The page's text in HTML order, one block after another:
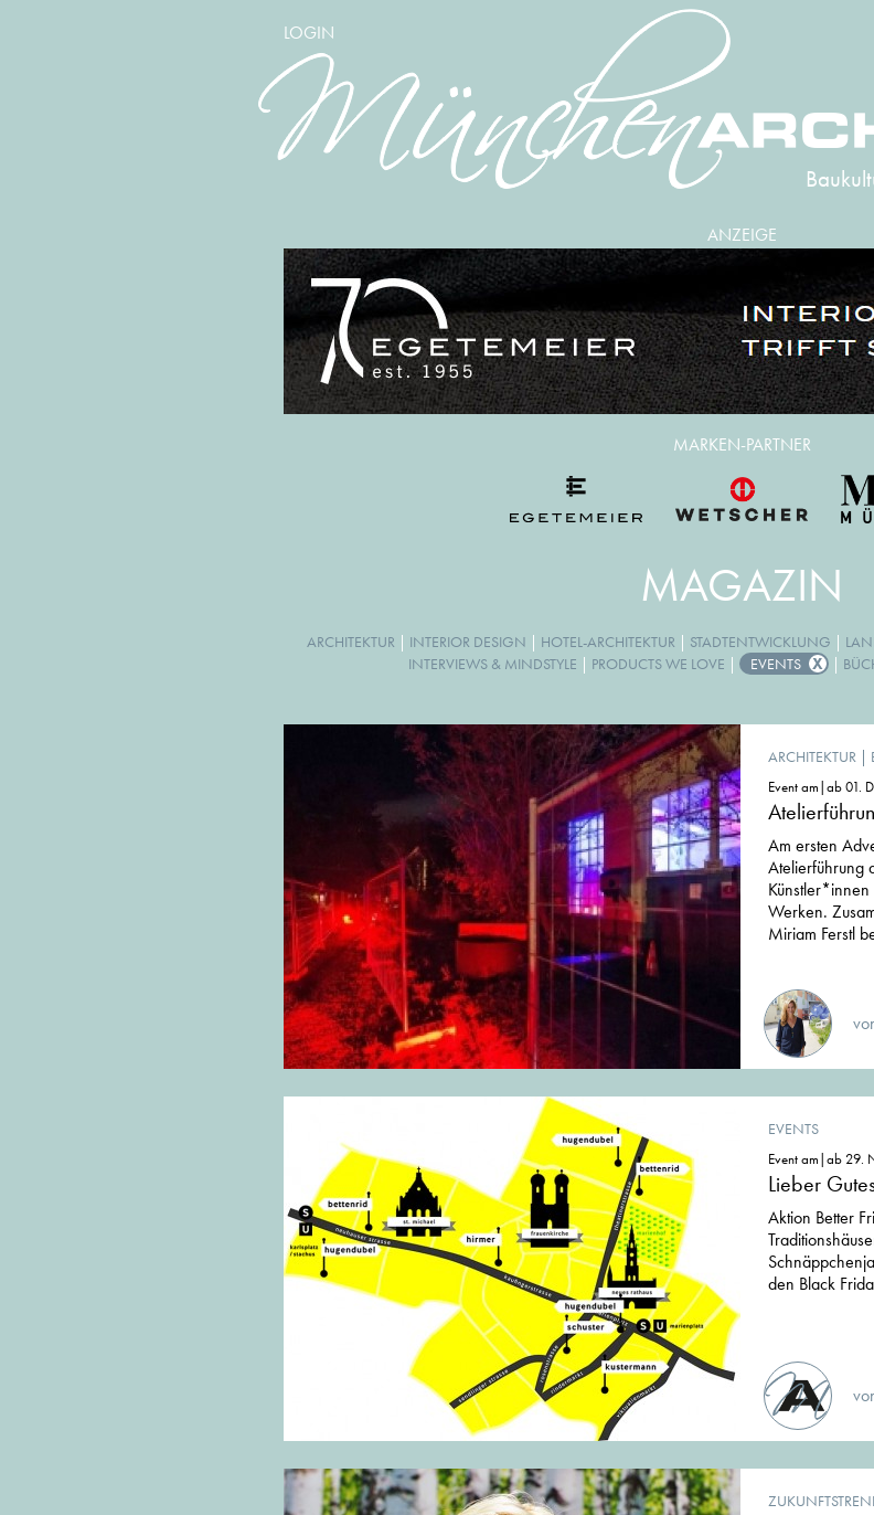
LOGIN
ANZEIGE
MAGAZIN
ARCHITEKTUR | INTERIOR DESIGN | HOTEL-ARCHITEKTUR | STADTENTWICKLUNG |
INTERVIEWS & MINDSTYLE | PRODUCTS WE LOVE | EVENTS |
ARCHITEKTUR |
Event am|ab 01.
Am ersten
Atelierführung
Werken.
Miriam Ferstl
EVENTS
Event am|ab 29.
Lieber
Aktion Better
den Black